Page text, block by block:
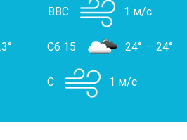
ВВС 1 м/с
Сб 15 24° — 24°
С 1 м/с